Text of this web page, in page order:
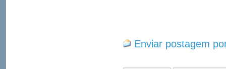
Enviar postagem